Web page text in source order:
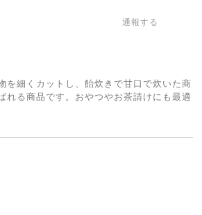
通報する
を細くカットし、飴炊きで甘口で炊いた商
れる商品です。おやつやお茶請けにも最適